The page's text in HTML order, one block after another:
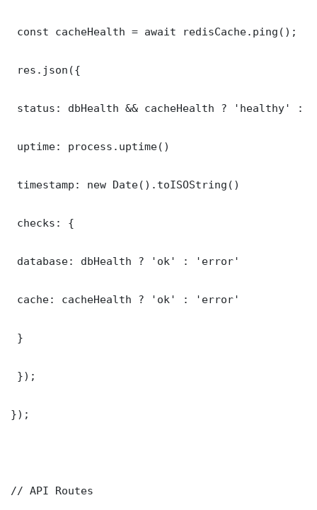
const cacheHealth = await redisCache.ping();
res.json({
status: dbHealth && cacheHealth ? 'healthy' :
uptime: process.uptime()
timestamp: new Date().toISOString()
checks: {
database: dbHealth ? 'ok' : 'error'
cache: cacheHealth ? 'ok' : 'error'
}
});
});
// API Routes